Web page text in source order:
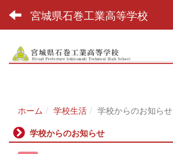
宮城県石巻工業高等学校
ホーム 学校生活
学校からのお知らせ
学校からのお知らせ